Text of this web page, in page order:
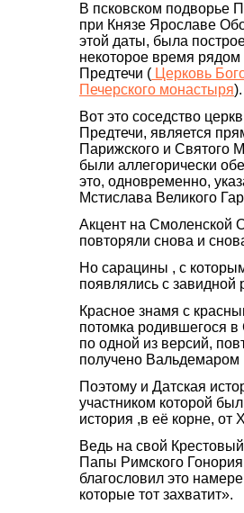
В псковском подворье
при Князе Ярославе
этой даты, была
некоторое время
Предтечи ( Церковь
Печерского монастыря).
Вот это соседство
Предтечи, является
Парижского и Святого
были аллегорически
это, одновременно,
Мстислава Великого
Акцент на Смоленской
повторяли снова и
Но сарацины , с
появлялись с завидной
Красное знамя с
потомка родившегося
по одной из версий,
получено Вальдемаром
Поэтому и Датская
участником которой
история ,в её корне,
Ведь на свой
Папы Римского Гонория
благословил это
которые тот захватит».